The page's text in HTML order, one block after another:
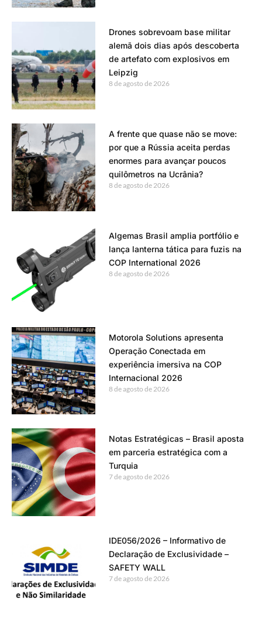
Drones sobrevoam base militar
alemã dois dias após descoberta
de artefato com explosivos em
Leipzig
8 de agosto de 2026
A frente que quase não se move:
por que a Rússia aceita perdas
enormes para avançar poucos
quilômetros na Ucrânia?
8 de agosto de 2026
Algemas Brasil amplia portfólio e
lança lanterna tática para fuzis na
COP International 2026
8 de agosto de 2026
Motorola Solutions apresenta
Operação Conectada em
experiência imersiva na COP
Internacional 2026
8 de agosto de 2026
Notas Estratégicas – Brasil aposta
em parceria estratégica com a
Turquia
7 de agosto de 2026
IDE056/2026 – Informativo de
Declaração de Exclusividade –
SAFETY WALL
7 de agosto de 2026